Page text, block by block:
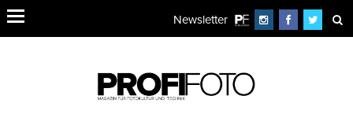
Newsletter